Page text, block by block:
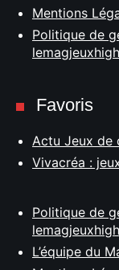
Mentions
Politique de
Favoris
Actu Jeux de
Vivacréa :
Politique de
L’équipe du